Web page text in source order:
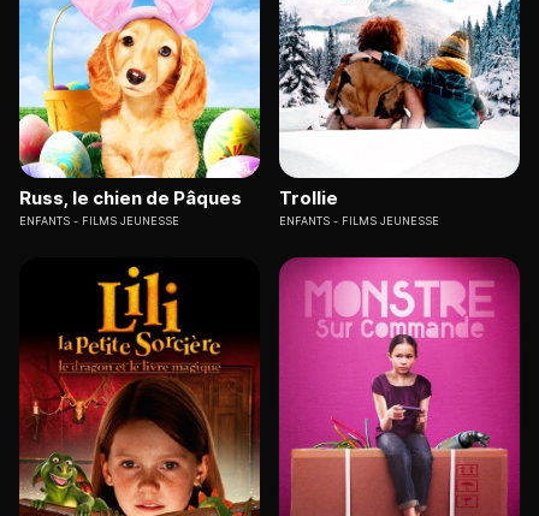
Russ, le chien de Pâques
ENFANTS FILMS JEUNESSE
Trollie
ENFANTS FILMS JEUNESSE